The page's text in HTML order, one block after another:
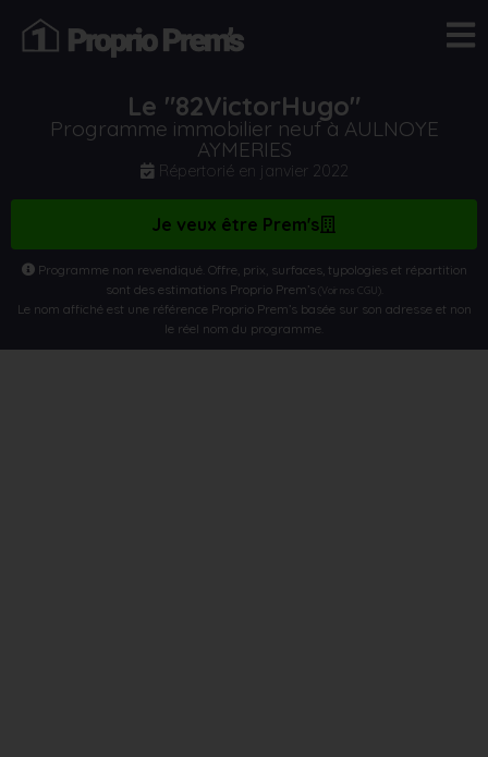
Le "82VictorHugo"
Programme immobilier neuf à AULNOYE
AYMERIES
Répertorié en janvier 2022
Je veux être Prem's
Programme non revendiqué. Offre, prix, surfaces, typologies et répartition
sont des estimations Proprio Prem’s(Voir nos CGU)
Le nom affiché est une référence Proprio Prem’s basée sur son adresse et non
le réel nom du programme.